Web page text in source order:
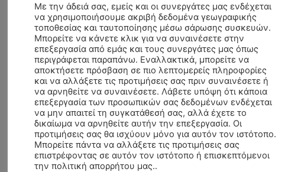
Με την άδειά σας, εμείς και οι συνεργάτες μας ενδέχεται
να χρησιμοποιήσουμε ακριβή δεδομένα γεωγραφικής
τοποθεσίας και ταυτοποίησης μέσω σάρωσης συσκευών.
Μπορείτε να κάνετε κλικ για να συναινέσετε στην
επεξεργασία από εμάς και τους συνεργάτες μας όπως
περιγράφεται παραπάνω. Εναλλακτικά, μπορείτε να
αποκτήσετε πρόσβαση σε πιο λεπτομερείς πληροφορίες
και να αλλάξετε τις προτιμήσεις σας πριν συναινέσετε ή
να αρνηθείτε να συναινέσετε. Λάβετε υπόψη ότι κάποια
επεξεργασία των προσωπικών σας δεδομένων ενδέχεται
να μην απαιτεί τη συγκατάθεσή σας, αλλά έχετε το
δικαίωμα να αρνηθείτε αυτήν την επεξεργασία. Οι
προτιμήσεις σας θα ισχύουν μόνο για αυτόν τον ιστότοπο.
Μπορείτε πάντα να αλλάξετε τις προτιμήσεις σας
επιστρέφοντας σε αυτόν τον ιστότοπο ή επισκεπτόμενοι
την πολιτική απορρήτου μας..